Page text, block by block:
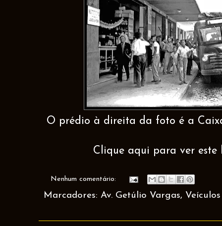
O prédio à direita da foto é a
Clique aqui para ver este
Nenhum comentário:
Marcadores: Av. Getúlio Vargas, Veículos